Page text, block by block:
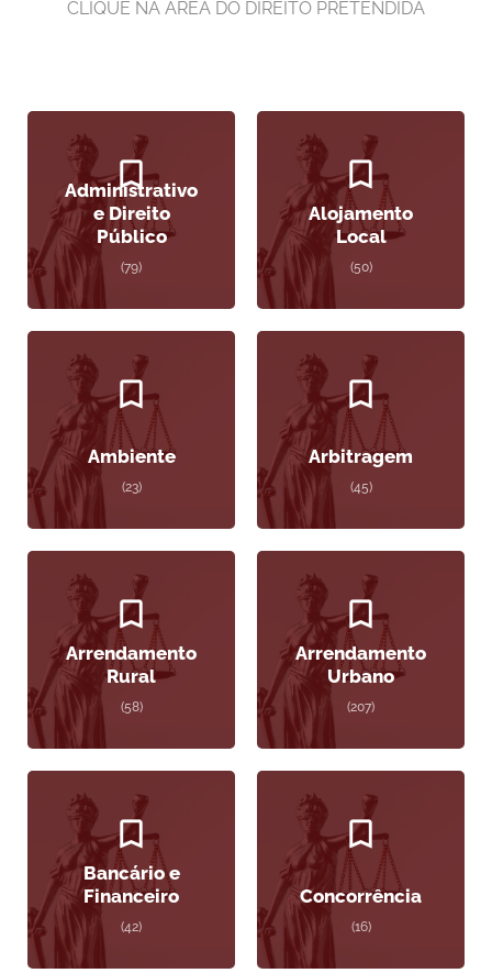
CLIQUE NA ÁREA DO DIREITO PRETENDIDA
Administrativo
e Direito
Público
(79)
Alojamento
Local
(50)
Ambiente
(23)
Arbitragem
(45)
Arrendamento
Rural
(58)
Arrendamento
Urbano
(207)
Bancário e
Financeiro
(42)
Concorrência
(16)